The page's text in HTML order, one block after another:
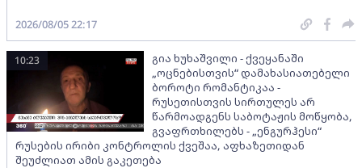
2026/08/05 22:17
გია ხუხაშვილი - ქვეყანაში
„ოცნებისთვის“ დამახასიათებელი
ბოროტი რომანტიკაა -
რუსეთისთვის სირთულეს არ
წარმოადგენს საბოტაჟის მოწყობა,
გვაფრთხილებს - „ენგურჰესი“
რუსების ირიბი კონტროლის ქვეშაა, აფხაზეთიდან
შეუძლიათ ამის გაკეთება
10:23